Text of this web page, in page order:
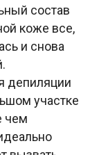
состав
коже все,
и снова
депиляции
участке
чем